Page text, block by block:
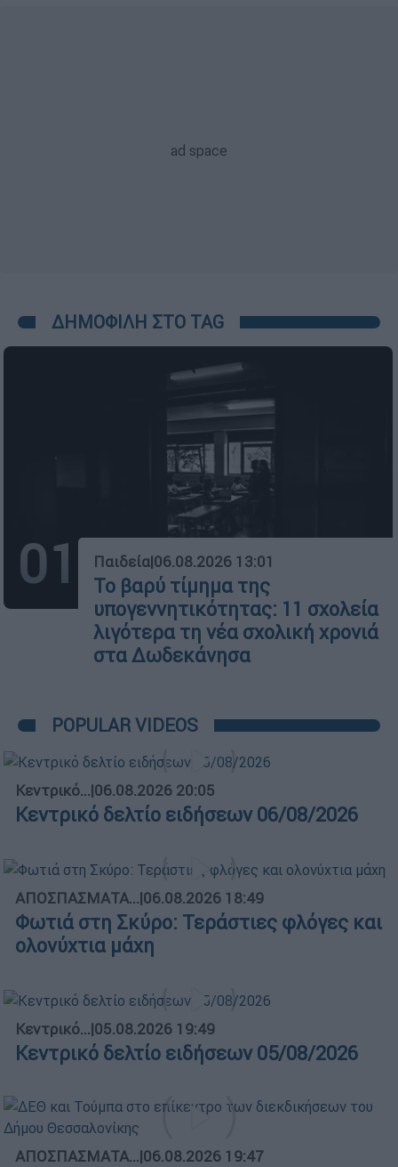
ΔΗΜΟΦΙΛΗ ΣΤΟ TAG
01 Παιδεία|06.08.2026 13:01
Το βαρύ τίμημα της
υπογεννητικότητας: 11 σχολεία
λιγότερα τη νέα σχολική χρονιά
στα Δωδεκάνησα
POPULAR VIDEOS
Κεντρικό...|06.08.2026 20:05
Κεντρικό δελτίο ειδήσεων 06/08/2026
ΑΠΟΣΠΑΣΜΑΤΑ...|06.08.2026 18:49
Φωτιά στη Σκύρο: Τεράστιες φλόγες και
ολονύχτια μάχη
Κεντρικό...|05.08.2026 19:49
Κεντρικό δελτίο ειδήσεων 05/08/2026
ΑΠΟΣΠΑΣΜΑΤΑ...|06.08.2026 19:47